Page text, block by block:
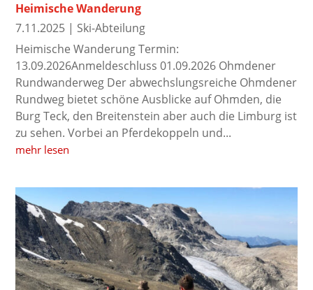
Heimische Wanderung
7.11.2025 | Ski-Abteilung
Heimische Wanderung Termin:
13.09.2026Anmeldeschluss 01.09.2026 Ohmdener
Rundwanderweg Der abwechslungsreiche Ohmdener
Rundweg bietet schöne Ausblicke auf Ohmden, die
Burg Teck, den Breitenstein aber auch die Limburg ist
zu sehen. Vorbei an Pferdekoppeln und...
mehr lesen